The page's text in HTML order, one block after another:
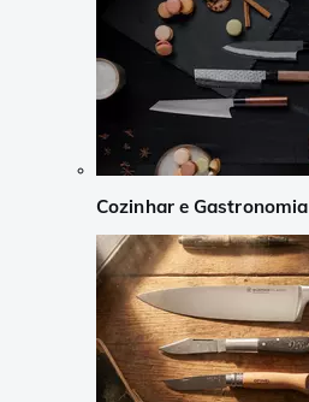
Cozinhar e Gastronomia